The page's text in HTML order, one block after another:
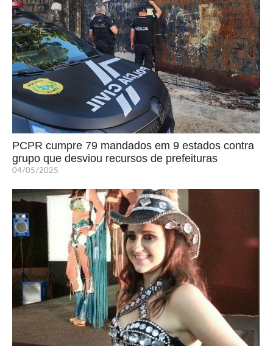
PCPR cumpre 79 mandados em 9 estados contra
grupo que desviou recursos de prefeituras
04/05/2025